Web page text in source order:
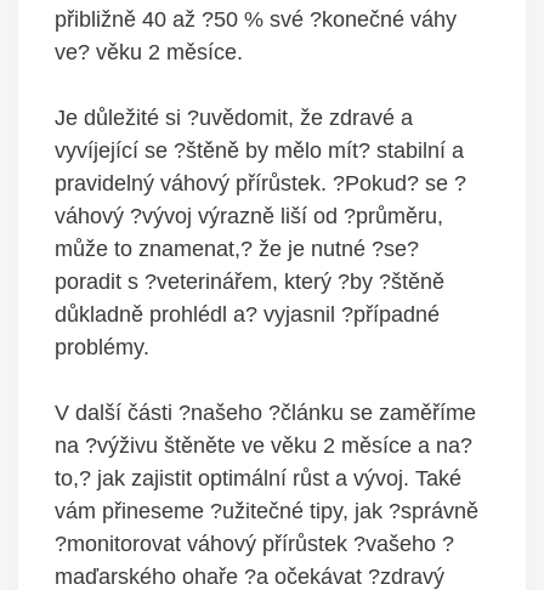
přibližně 40 až ?50 % své ?konečné váhy
ve? věku 2 měsíce.
Je důležité si ?uvědomit, že zdravé a
vyvíjející se ?štěně by mělo mít? stabilní a
pravidelný váhový přírůstek. ?Pokud? se ?
váhový ?vývoj výrazně liší od ?průměru,
může to znamenat,? že je nutné ?se?
poradit s ?veterinářem, který ?by ?štěně
důkladně prohlédl a? vyjasnil ?případné
problémy.
V další části ?našeho ?článku se zaměříme
na ?výživu štěněte ve věku 2 měsíce a na?
to,? jak zajistit optimální růst a vývoj. Také
vám přineseme ?užitečné tipy, jak ?správně
?monitorovat váhový přírůstek ?vašeho ?
maďarského ohaře ?a očekávat ?zdravý